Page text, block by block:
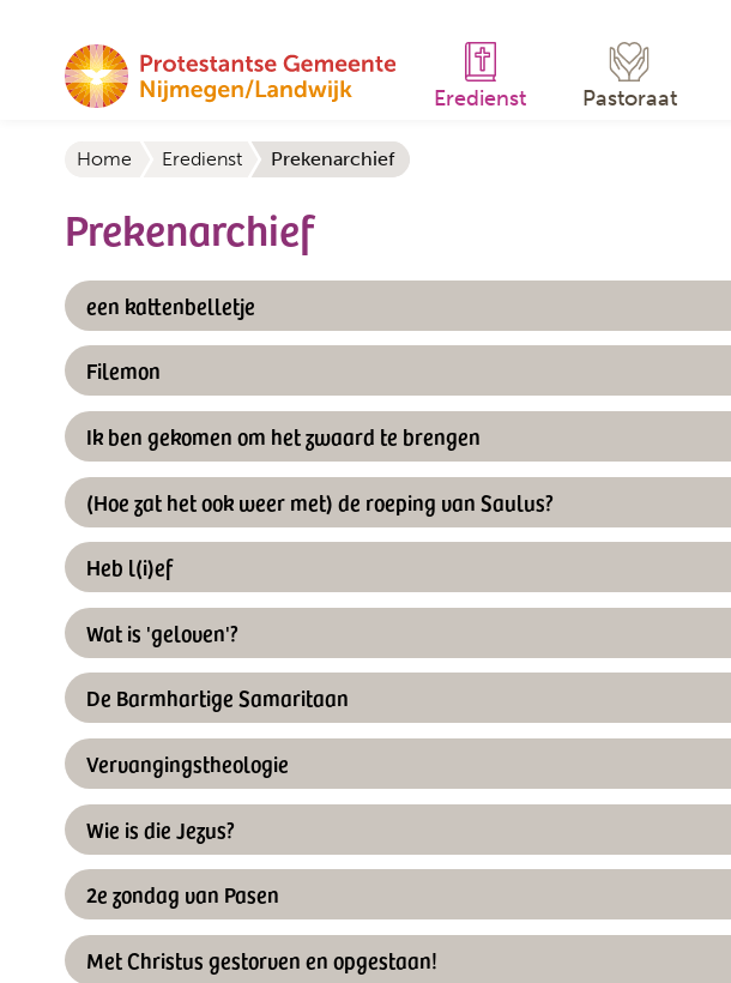
Eredienst Pastoraat
Home Eredienst Prekenarchief
Prekenarchief
een kattenbelletje
Filemon
Ik ben gekomen om het zwaard te brengen
(Hoe zat het ook weer met) de roeping van Saulus?
Heb l(i)ef
Wat is 'geloven'?
De Barmhartige Samaritaan
Vervangingstheologie
Wie is die Jezus?
2e zondag van Pasen
Met Christus gestorven en opgestaan!